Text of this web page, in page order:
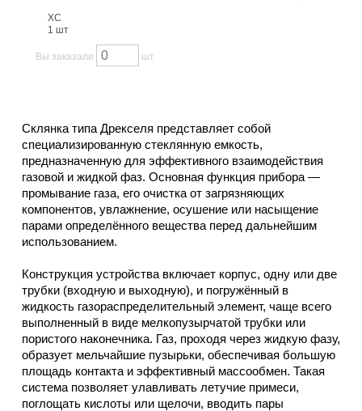
ХС
1 шт
Вы заказали шт
Склянка типа Дрекселя представляет собой
специализированную стеклянную емкость,
предназначенную для эффективного взаимодействия
газовой и жидкой фаз. Основная функция прибора —
промывание газа, его очистка от загрязняющих
компонентов, увлажнение, осушение или насыщение
парами определённого вещества перед дальнейшим
использованием.
Конструкция устройства включает корпус, одну или две
трубки (входную и выходную), и погружённый в
жидкость газораспределительный элемент, чаще всего
выполненный в виде мелкопузырчатой трубки или
пористого наконечника. Газ, проходя через жидкую фазу,
образует мельчайшие пузырьки, обеспечивая большую
площадь контакта и эффективный массообмен. Такая
система позволяет улавливать летучие примеси,
поглощать кислоты или щелочи, вводить пары